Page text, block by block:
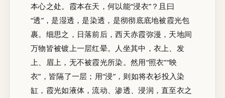
本心之处。霞本在天，何以能“浸衣”？且曰
“透”，是湿透，是染透，是彻彻底底地被霞光包
裹。细思之，日落前后，西天赤霞弥漫，天地间
万物皆被镀上一层红晕。人坐其中，衣上、发
上、眉上，无不被霞光所染。然用“照衣”“映
衣”，皆隔了一层；用“浸”，则如将衣衫投入染
缸，霞光如液体，流动、渗透、浸润，直至衣之